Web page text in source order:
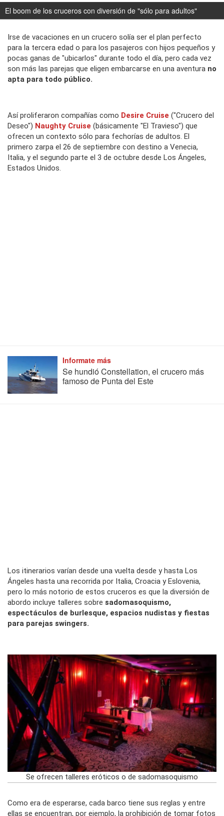
El boom de los cruceros con diversión de "sólo para adultos"
Irse de vacaciones en un crucero solía ser el plan perfecto
para la tercera edad o para los pasajeros con hijos pequeños y
pocas ganas de "ubicarlos" durante todo el día, pero cada vez
son más las parejas que eligen embarcarse en una aventura no
apta para todo público.
Así proliferaron compañías como Desire Cruise ("Crucero del
Deseo") Naughty Cruise (básicamente "El Travieso") que
ofrecen un contexto sólo para fechorías de adultos. El
primero zarpa el 26 de septiembre con destino a Venecia,
Italia, y el segundo parte el 3 de octubre desde Los Ángeles,
Estados Unidos.
Informate más
Se hundió Constellation, el crucero más
famoso de Punta del Este
Los itinerarios varían desde una vuelta desde y hasta Los
Ángeles hasta una recorrida por Italia, Croacia y Eslovenia,
pero lo más notorio de estos cruceros es que la diversión de
abordo incluye talleres sobre sadomasoquismo,
espectáculos de burlesque, espacios nudistas y fiestas
para parejas swingers.
Se ofrecen talleres eróticos o de sadomasoquismo
Como era de esperarse, cada barco tiene sus reglas y entre
ellas se encuentran, por ejemplo, la prohibición de tomar fotos